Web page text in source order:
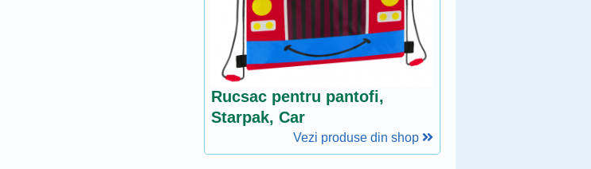
Rucsac pentru pantofi,
Starpak, Car
Vezi produse din shop